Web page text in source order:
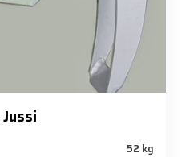
52 kg